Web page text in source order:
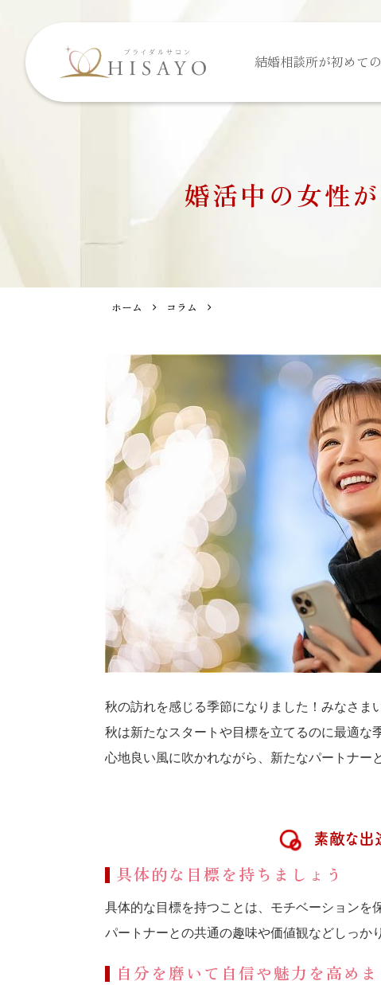
結婚相談所が初めて
婚活中の女性
ホーム コラム
秋の訪れを感じる季節になりました！みなさま
秋は新たなスタートや目標を立てるのに最適な
心地良い風に吹かれながら、新たなパートナー
素敵な出
具体的な目標を持ちましょう
具体的な目標を持つことは、モチベーションを
パートナーとの共通の趣味や価値観などしっか
自分を磨いて自信や魅力を高めま